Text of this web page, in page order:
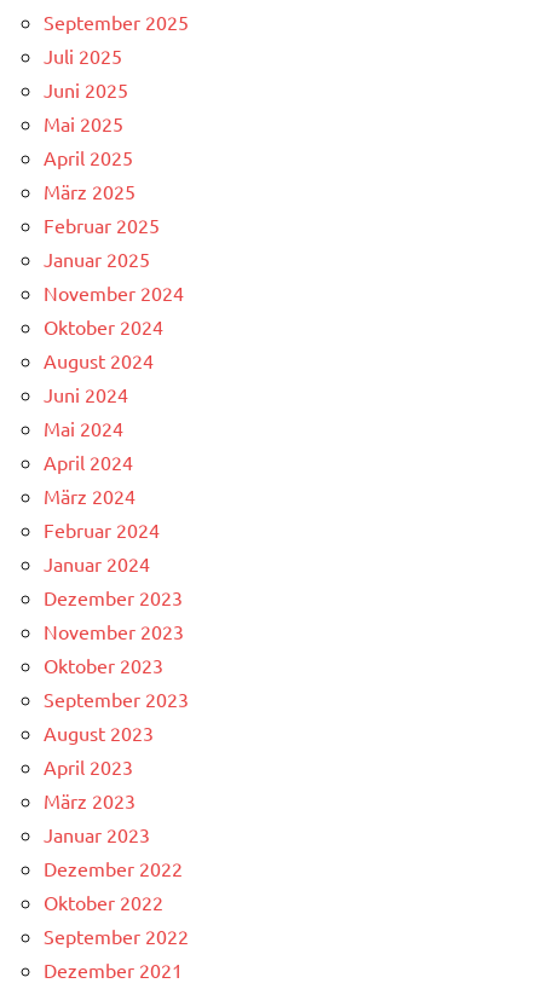
September 2025
Juli 2025
Juni 2025
Mai 2025
April 2025
März 2025
Februar 2025
Januar 2025
November 2024
Oktober 2024
August 2024
Juni 2024
Mai 2024
April 2024
März 2024
Februar 2024
Januar 2024
Dezember 2023
November 2023
Oktober 2023
September 2023
August 2023
April 2023
März 2023
Januar 2023
Dezember 2022
Oktober 2022
September 2022
Dezember 2021